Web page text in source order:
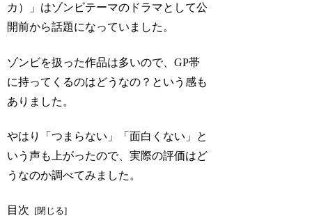
カ）」はゾンビテーマのドラマとして公
開前から話題になっていました。
ゾンビを扱った作品は多いので、GP帯
に持ってくるのはどうなの？という感も
ありました。
やはり「つまらない」「面白くない」と
いう声も上がったので、実際の評価はど
うなのか調べてみました。
目次